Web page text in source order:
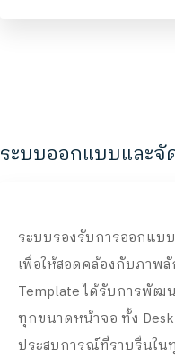
ระบบออกแบบและจั
ระบบรองรับการออกแบ
เพื่อให้สอดคล้องกับภา
Template ได้รับการพัฒ
ทุกขนาดหน้าจอ ทั้ง
ประสบการณ์ที่ราบรื่นใ